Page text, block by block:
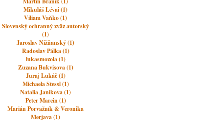
Mikuláš Lévai (1)
Viliam Vaňko (1)
Slovenský ochranný zväz autorský
(1)
Jaroslav Nižňanský (1)
Radoslav Pálka (1)
lukasmozola (1)
Zuzana Bukvisova (1)
Juraj Lukáč (1)
Michaela Stessl (1)
Natalia Janikova (1)
Peter Marcin (1)
Marián Porvažník & Veronika
Merjava (1)